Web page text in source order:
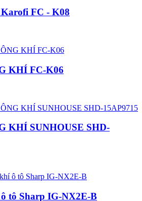
FC - K08
KHÍ FC-K06
KHÍ SUNHOUSE SHD-
tô Sharp IG-NX2E-B